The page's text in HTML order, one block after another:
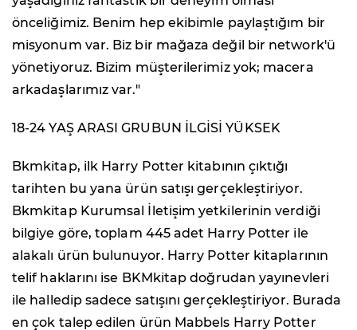
önceliğimiz. Benim hep ekibimle paylaştığım bir
misyonum var. Biz bir mağaza değil bir network'ü
yönetiyoruz. Bizim müşterilerimiz yok; macera
arkadaşlarımız var."
18-24 YAŞ ARASI GRUBUN İLGİSİ YÜKSEK
Bkmkitap, ilk Harry Potter kitabının çıktığı
tarihten bu yana ürün satışı gerçekleştiriyor.
Bkmkitap Kurumsal İletişim yetkilerinin verdiği
bilgiye göre, toplam 445 adet Harry Potter ile
alakalı ürün bulunuyor. Harry Potter kitaplarının
telif haklarını ise BKMkitap doğrudan yayınevleri
ile halledip sadece satışını gerçekleştiriyor. Burada
en çok talep edilen ürün Mabbels Harry Potter